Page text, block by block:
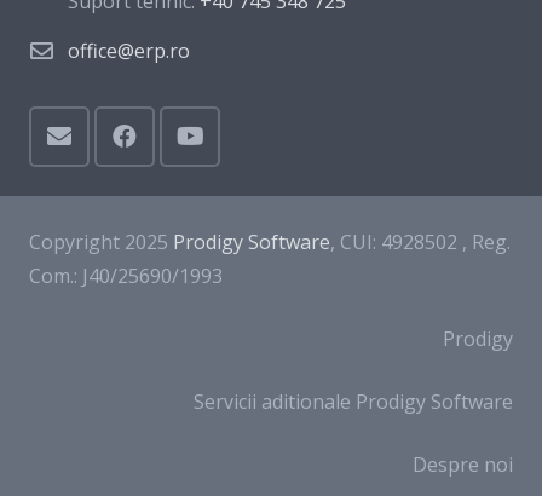
office@erp.ro
Copyright 2025 Prodigy Software, CUI: 4928502 , Reg.
Com.: J40/25690/1993
Prodigy
Servicii aditionale Prodigy Software
Despre noi